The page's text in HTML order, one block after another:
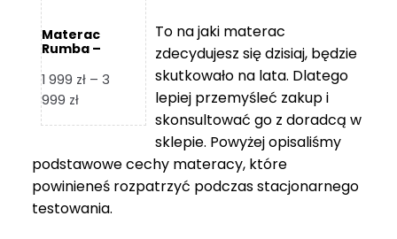
Materac
Rumba –
1 999 zł – 3
999 złZakres
1
999 zł
do
To na jaki materac
zdecydujesz się dzisiaj, będzie
skutkowało na lata. Dlatego
lepiej przemyśleć zakup i
skonsultować go z doradcą w
sklepie. Powyżej opisaliśmy
podstawowe cechy materacy, które
powinieneś rozpatrzyć podczas stacjonarnego
testowania.